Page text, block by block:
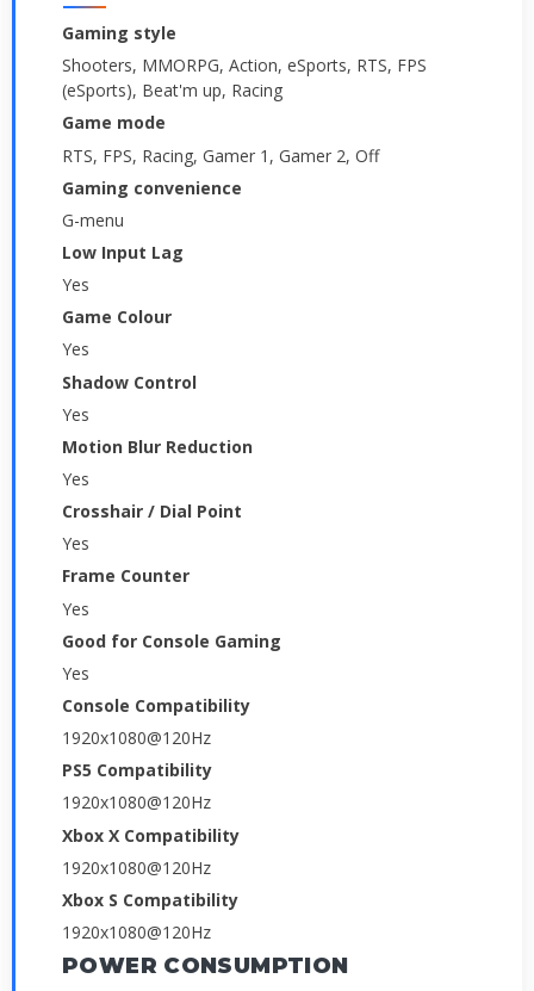
Gaming style
Shooters, MMORPG, Action, eSports, RTS, FPS
(eSports), Beat'm up, Racing
Game mode
RTS, FPS, Racing, Gamer 1, Gamer 2, Off
Gaming convenience
G-menu
Low Input Lag
Yes
Game Colour
Yes
Shadow Control
Yes
Motion Blur Reduction
Yes
Crosshair / Dial Point
Yes
Frame Counter
Yes
Good for Console Gaming
Yes
Console Compatibility
1920x1080@120Hz
PS5 Compatibility
1920x1080@120Hz
Xbox X Compatibility
1920x1080@120Hz
Xbox S Compatibility
1920x1080@120Hz
POWER CONSUMPTION